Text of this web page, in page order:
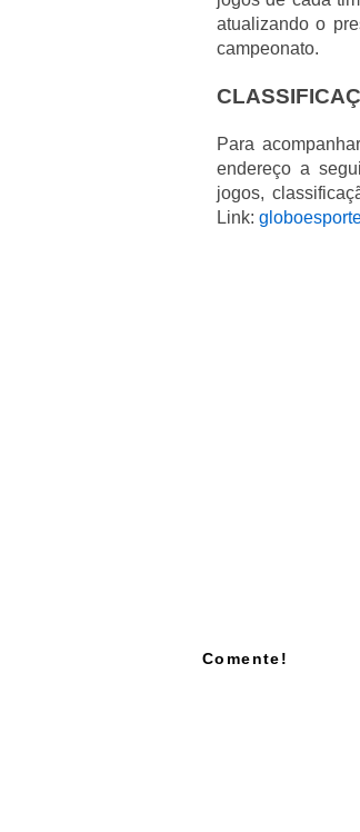
atualizando o
campeonato.
Para
endereço a
jogos,
Link:
Comente!